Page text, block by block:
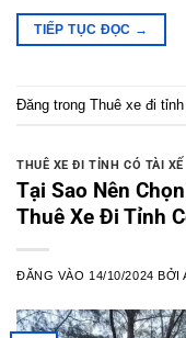
TIẾP TỤC ĐỌC →
Đăng trong Thuê xe đi
THUÊ XE ĐI TỈNH CÓ TÀI XẾ
Tại Sao Nên
Thuê Xe Đi Tỉnh
ĐĂNG VÀO 14/10/2024 BỞI